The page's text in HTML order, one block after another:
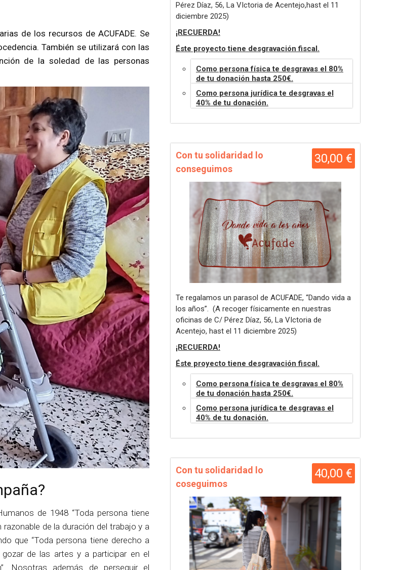
de los recursos de ACUFADE. Se
También se utilizará con las
de la soledad de las personas
de 1948 “Toda persona tiene
de la duración del trabajo y a
que “Toda persona tiene derecho a
de las artes y a participar en el
Nosotras además de perseguir el
Pérez Díaz, 56, La VIctoria de Acentejo,hast el 11
diciembre 2025)
¡RECUERDA!
Éste proyecto tiene desgravación fiscal.
Como persona física te desgravas el 80%
de tu donación hasta 250€.
Como persona jurídica te desgravas el
40% de tu donación.
30,00 €
Con tu solidaridad lo
conseguimos
Te regalamos un parasol de ACUFADE, “Dando vida a
los años”. (A recoger físicamente en nuestras
oficinas de C/ Pérez Díaz, 56, La VIctoria de
Acentejo, hast el 11 diciembre 2025)
¡RECUERDA!
Éste proyecto tiene desgravación fiscal.
Como persona física te desgravas el 80%
de tu donación hasta 250€.
Como persona jurídica te desgravas el
40% de tu donación.
40,00 €
Con tu solidaridad lo
coseguimos